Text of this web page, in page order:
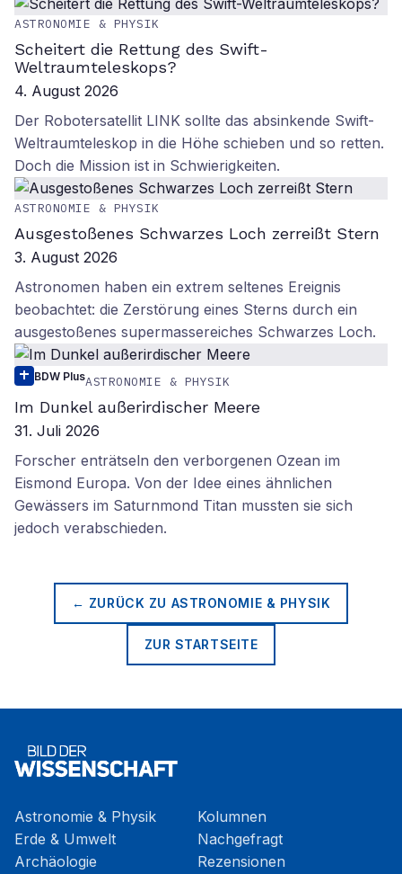
ASTRONOMIE & PHYSIK
Scheitert die Rettung des Swift-
Weltraumteleskops?
4. August 2026
Der Robotersatellit LINK sollte das absinkende Swift-
Weltraumteleskop in die Höhe schieben und so retten.
Doch die Mission ist in Schwierigkeiten.
ASTRONOMIE & PHYSIK
Ausgestoßenes Schwarzes Loch zerreißt Stern
3. August 2026
Astronomen haben ein extrem seltenes Ereignis
beobachtet: die Zerstörung eines Sterns durch ein
ausgestoßenes supermassereiches Schwarzes Loch.
BDW PlusASTRONOMIE & PHYSIK
Im Dunkel außerirdischer Meere
31. Juli 2026
Forscher enträtseln den verborgenen Ozean im
Eismond Europa. Von der Idee eines ähnlichen
Gewässers im Saturnmond Titan mussten sie sich
jedoch verabschieden.
← ZURÜCK ZU ASTRONOMIE & PHYSIK
ZUR STARTSEITE
Astronomie & Physik
Erde & Umwelt
Archäologie
Kolumnen
Nachgefragt
Rezensionen